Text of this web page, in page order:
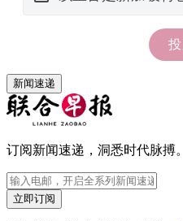
新闻速递
订阅新闻速递，洞悉时代脉搏。
立即订阅